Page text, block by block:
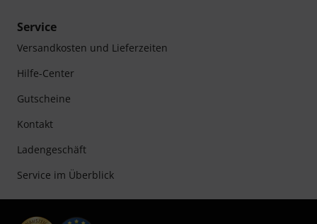
Service
Versandkosten und Lieferzeiten
Hilfe-Center
Gutscheine
Kontakt
Ladengeschäft
Service im Überblick